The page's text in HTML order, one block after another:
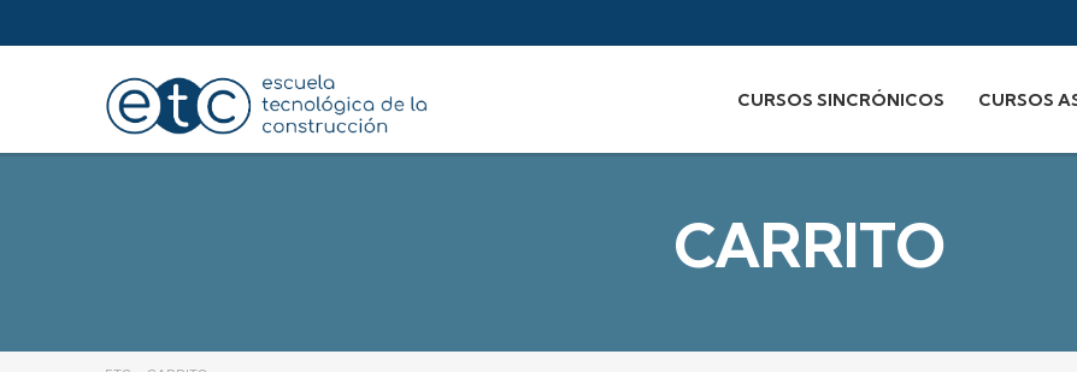
CURSOS SINCRÓNICOS CURSOS
CARRITO